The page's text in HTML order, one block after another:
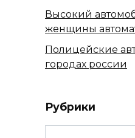
Высокий
женщины
Полицейские
городах россии
Рубрики